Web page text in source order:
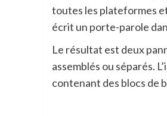
toutes les plateformes
écrit un porte-parole
Le résultat est deux
assemblés ou séparés.
contenant des blocs de